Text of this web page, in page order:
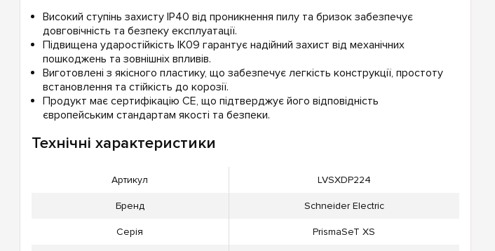
Високий ступінь захисту IP40 від проникнення пилу та бризок забезпечує
довговічність та безпеку експлуатації.
Підвищена ударостійкість IK09 гарантує надійний захист від механічних
пошкоджень та зовнішніх впливів.
Виготовлені з якісного пластику, що забезпечує легкість конструкції, простоту
встановлення та стійкість до корозії.
Продукт має сертифікацію CE, що підтверджує його відповідність
європейським стандартам якості та безпеки.
Технічні характеристики
Артикул LVSXDP224
Бренд Schneider Electric
Серія PrismaSeT XS